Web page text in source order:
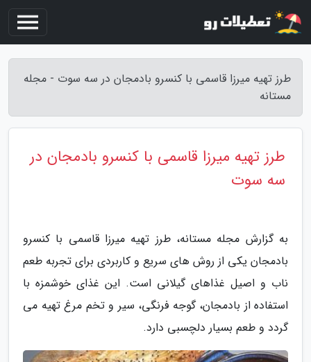
طرز تهیه میرزا قاسمی با کنسرو بادمجان در سه سوت - مجله
مستانه
طرز تهیه میرزا قاسمی با کنسرو بادمجان در
سه سوت
به گزارش مجله مستانه، طرز تهیه میرزا قاسمی با کنسرو
بادمجان یکی از روش های سریع و کاربردی برای تجربه طعم
ناب و اصیل غذاهای گیلانی است. این غذای خوشمزه با
استفاده از بادمجان، گوجه فرنگی، سیر و تخم مرغ تهیه می
گردد و طعم بسیار دلچسبی دارد.